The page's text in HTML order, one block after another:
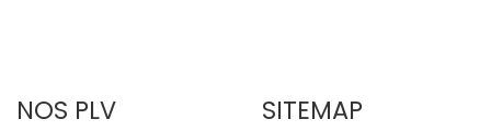
NOS PLV SITEMAP